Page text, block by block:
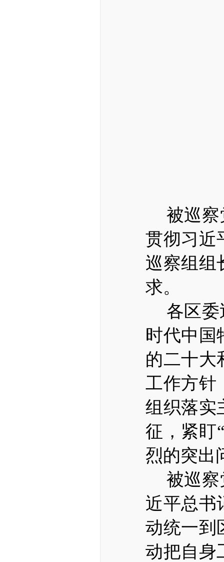
被巡
贯彻习近
巡察组组
求。
各区
时代中国
的二十大
工作方针
组织落实
征，紧盯
烈的突出
被巡
近平总书
动统一到
动把自身